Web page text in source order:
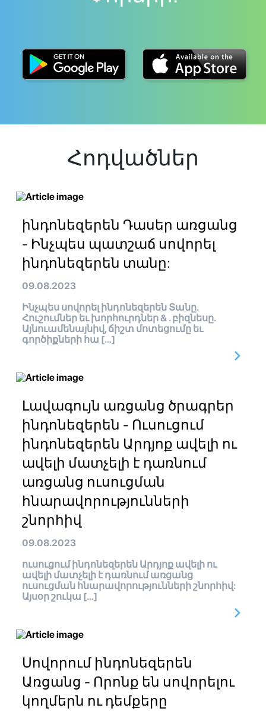
Հոդվածներ
ինդոնեզերեն Դասեր առցանց
- Ինչպես պատշաճ սովորել
ինդոնեզերեն տանը:
09.08.2023
Ինչպես սովորել ինդոնեզերեն Տանը.
Հուշումներ եւ խորհուրդներ & . բիզնեսը.
Այնուամենայնիվ, ճիշտ մոտեցումը եւ
գործիքների հա […]
Լավագույն առցանց ծրագրեր
ինդոնեզերեն - Ուսուցում
ինդոնեզերեն Արդյոք ավելի ու
ավելի մատչելի է դառնում
առցանց ուսուցման
հնարավորությունների
շնորհիվ
09.08.2023
ուսուցում ինդոնեզերեն Արդյոք ավելի ու
ավելի մատչելի է դառնում առցանց
ուսուցման հնարավորությունների շնորհիվ:
Այսօր շուկա […]
Սովորում ինդոնեզերեն
Առցանց - Որոնք են սովորելու
կողմերն ու դեմքերը